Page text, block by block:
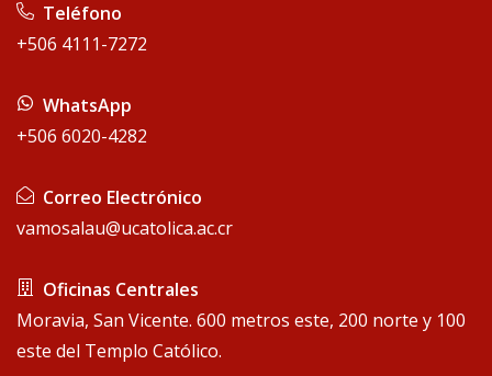
Teléfono
+506 4111-7272
WhatsApp
+506 6020-4282
Correo Electrónico
vamosalau@ucatolica.ac.cr
Oficinas Centrales
Moravia, San Vicente. 600 metros este, 200 norte y 100
este del Templo Católico.